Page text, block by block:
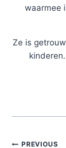
waarmee
Ze is
PREVIOUS